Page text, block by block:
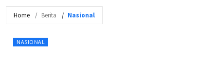
Home Berita Nasional
NASIONAL